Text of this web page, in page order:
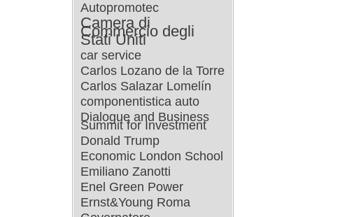
Autopromotec
Camera di
Commercio degli
Stati Uniti
car service
Carlos Lozano de la Torre
Carlos Salazar Lomelín
componentistica auto
Dialogue and Business
Summit for Investment
Donald Trump
Economic London School
Emiliano Zanotti
Enel Green Power
Ernst&Young Roma